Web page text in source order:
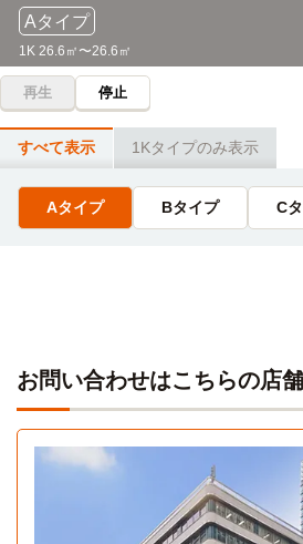
錦糸町→（JR総武線6分）→秋葉原→（
野
東京海洋大学(越中島キャンパス)
錦糸町→（東京メトロ半蔵門線4分）→清
東京藝術大学(大学院（上野キャンパス）)
錦糸町→（JR総武線6分）→秋葉原→（
東京科学大学（旧称：東京医科歯科大学）(
錦糸町→（JR総武線10分）→御茶ノ水
お茶の水はりきゅう専門学校
錦糸町→（JR総武線8分）→御茶ノ水
東京医療秘書福祉&IT専門学校
錦糸町→（JR総武線8分）→御茶ノ水
駿台予備学校(お茶の水校)
デジタルハリウッド(東京本校)
錦糸町→（JR総武線8分）→御茶ノ水
ESPギタークラフト・アカデミー(東京校)
Aタイプ
1K 26.6㎡〜26.6㎡
再生 停止
すべて表示 1Kタイプのみ表示
Aタイプ Bタイプ C
お問い合わせはこちらの店